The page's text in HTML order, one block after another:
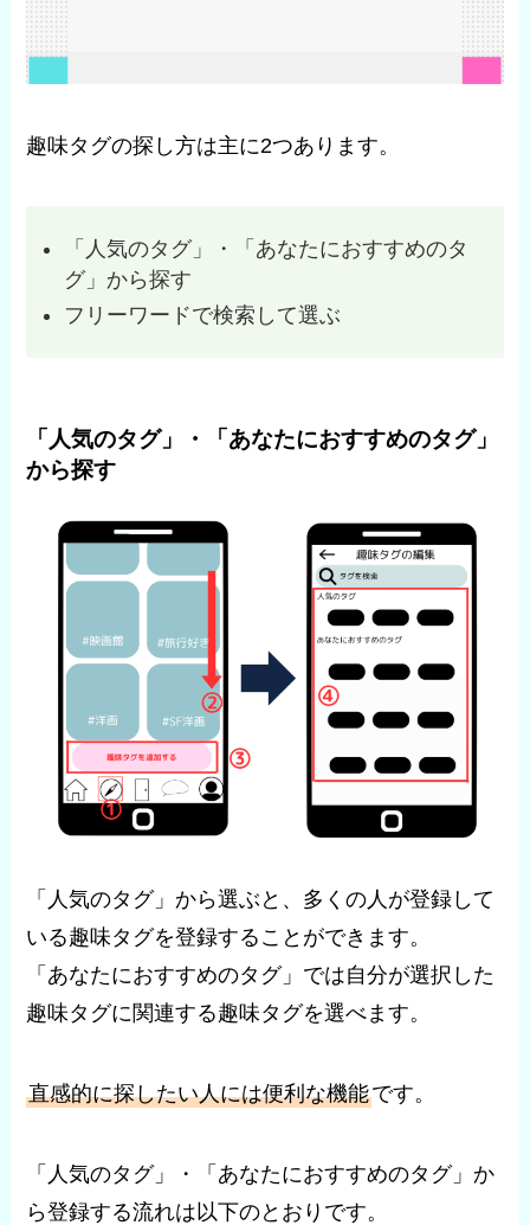
趣味タグの探し方は主に2つあります。
「人気のタグ」・「あなたにおすすめのタ
グ」から探す
フリーワードで検索して選ぶ
「人気のタグ」・「あなたにおすすめのタグ」
から探す
「人気のタグ」から選ぶと、多くの人が登録して
いる趣味タグを登録することができます。
「あなたにおすすめのタグ」では自分が選択した
趣味タグに関連する趣味タグを選べます。
直感的に探したい人には便利な機能です。
「人気のタグ」・「あなたにおすすめのタグ」か
ら登録する流れは以下のとおりです。